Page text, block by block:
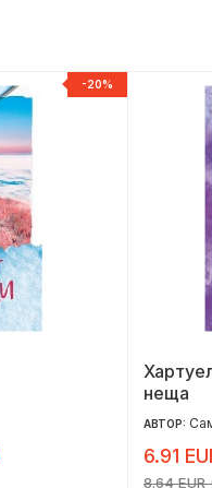
-20%
неща
АВТОР:
6.91
8.64 EUR